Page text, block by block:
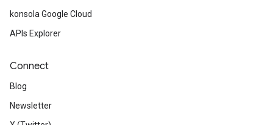
konsola Google Cloud
APIs Explorer
Connect
Blog
Newsletter